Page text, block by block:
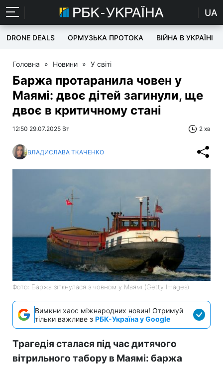
UA
DRONE DEALS ОРМУЗЬКА ПРОТОКА ВІЙНА В УКРАЇНІ
Головна » Новини » У світі
Баржа протаранила човен у
Маямі: двоє дітей загинули, ще
двоє в критичному стані
12:50 29.07.2025 Вт 2 хв
ВЛАДИСЛАВА ТКАЧЕНКО
Фото: Баржа зіткнулася з човном у Маямі (Getty Images)
Вимкни хаос міжнародних новин! Отримуй
тільки важливе з РБК-Україна у Google
Трагедія сталася під час дитячого
вітрильного табору в Маямі: баржа